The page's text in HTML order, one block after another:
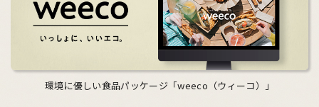
環境に優しい食品パッケージ「weeco（ウィーコ）」